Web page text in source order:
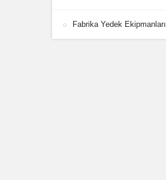
Fabrika Yedek Ekipmanları